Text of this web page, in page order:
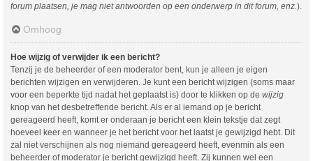
forum plaatsen, je mag niet antwoorden op een onderwerp in dit forum, enz. ).
Omhoog
Hoe wijzig of verwijder ik een bericht?
Tenzij je de beheerder of een moderator bent, kun je alleen je eigen
berichten wijzigen en verwijderen. Je kunt een bericht wijzigen (soms maar
voor een beperkte tijd nadat het geplaatst is) door te klikken op de wijzig
knop van het desbetreffende bericht. Als er al iemand op je bericht
gereageerd heeft, komt er onderaan je bericht een klein tekstje dat zegt
hoeveel keer en wanneer je het bericht voor het laatst je gewijzigd hebt. Dit
zal niet verschijnen als nog niemand gereageerd heeft, evenmin als een
beheerder of moderator je bericht gewijzigd heeft. Zij kunnen wel een